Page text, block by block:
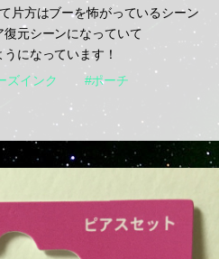
片方はブーを怖がっているシーン
元シーンになっていて
になっています！
ズインク #ポーチ